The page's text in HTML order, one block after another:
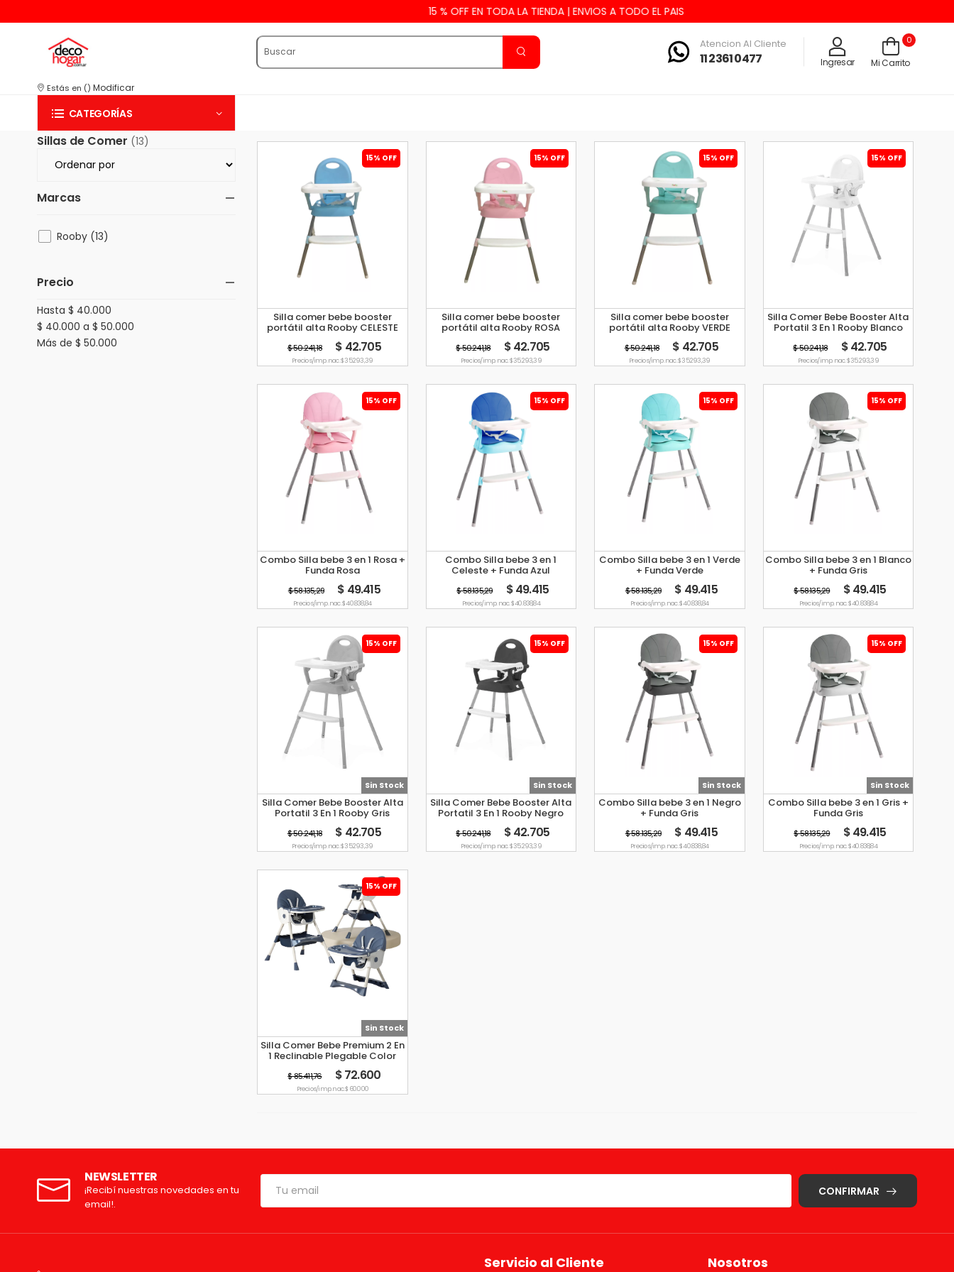
15 % OFF EN TODA LA TIENDA | ENVIOS A TODO EL PAIS
Atencion Al Cliente
11 2361 0477 Ingresar
0
Mi Carrito
Estás en () Modificar
CATEGORÍAS
Sillas de Comer (13)
Marcas
Rooby (13)
Precio
Hasta $ 40.000
$ 40.000 a $ 50.000
Más de $ 50.000
15% OFF
Silla comer bebe booster
portátil alta Rooby CELESTE
$ 50.241,18 $ 42.705
Precio s/imp. nac. $ 35.293,39
15% OFF
Silla comer bebe booster
portátil alta Rooby ROSA
$ 50.241,18 $ 42.705
Precio s/imp. nac. $ 35.293,39
15% OFF
Silla comer bebe booster
portátil alta Rooby VERDE
$ 50.241,18 $ 42.705
Precio s/imp. nac. $ 35.293,39
15% OFF
Silla Comer Bebe Booster Alta
Portatil 3 En 1 Rooby Blanco
$ 50.241,18 $ 42.705
Precio s/imp. nac. $ 35.293,39
15% OFF
Combo Silla bebe 3 en 1 Rosa +
Funda Rosa
$ 58.135,29 $ 49.415
Precio s/imp. nac. $ 40.838,84
15% OFF
Combo Silla bebe 3 en 1
Celeste + Funda Azul
$ 58.135,29 $ 49.415
Precio s/imp. nac. $ 40.838,84
15% OFF
Combo Silla bebe 3 en 1 Verde
+ Funda Verde
$ 58.135,29 $ 49.415
Precio s/imp. nac. $ 40.838,84
15% OFF
Combo Silla bebe 3 en 1 Blanco
+ Funda Gris
$ 58.135,29 $ 49.415
Precio s/imp. nac. $ 40.838,84
15% OFF
Sin Stock
Silla Comer Bebe Booster Alta
Portatil 3 En 1 Rooby Gris
$ 50.241,18 $ 42.705
Precio s/imp. nac. $ 35.293,39
15% OFF
Sin Stock
Silla Comer Bebe Booster Alta
Portatil 3 En 1 Rooby Negro
$ 50.241,18 $ 42.705
Precio s/imp. nac. $ 35.293,39
15% OFF
Sin Stock
Combo Silla bebe 3 en 1 Negro
+ Funda Gris
$ 58.135,29 $ 49.415
Precio s/imp. nac. $ 40.838,84
15% OFF
Sin Stock
Combo Silla bebe 3 en 1 Gris +
Funda Gris
$ 58.135,29 $ 49.415
Precio s/imp. nac. $ 40.838,84
15% OFF
Sin Stock
Silla Comer Bebe Premium 2 En
1 Reclinable Plegable Color
Azul
$ 85.411,76 $ 72.600
Precio s/imp. nac. $ 60.000
NEWSLETTER
¡Recibí nuestras novedades en tu
email!.
CONFIRMAR
Servicio al Cliente Nosotros